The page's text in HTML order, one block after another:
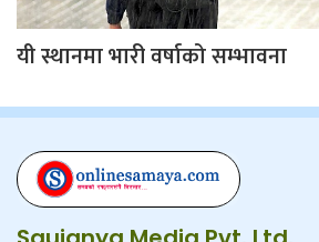
यी स्थानमा भारी वर्षाको सम्भावना